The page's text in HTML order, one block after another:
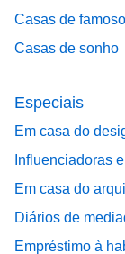
Casas de
Casas de sonho
Especiais
Em casa do
Influenciadoras
Em casa do
Diários de
Empréstimo à